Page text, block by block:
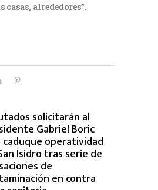
casas, alrededores”.
solicitarán al
Gabriel Boric
caduque operatividad
Isidro tras serie de
de
en contra